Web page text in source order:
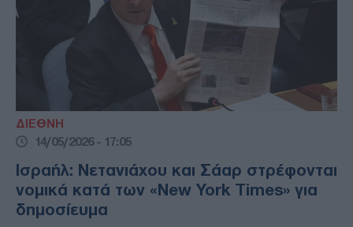
ΔΙΕΘΝΗ
14/05/2026 - 17:05
Ισραήλ: Νετανιάχου και Σάαρ στρέφονται
νομικά κατά των «New York Times» για
δημοσίευμα